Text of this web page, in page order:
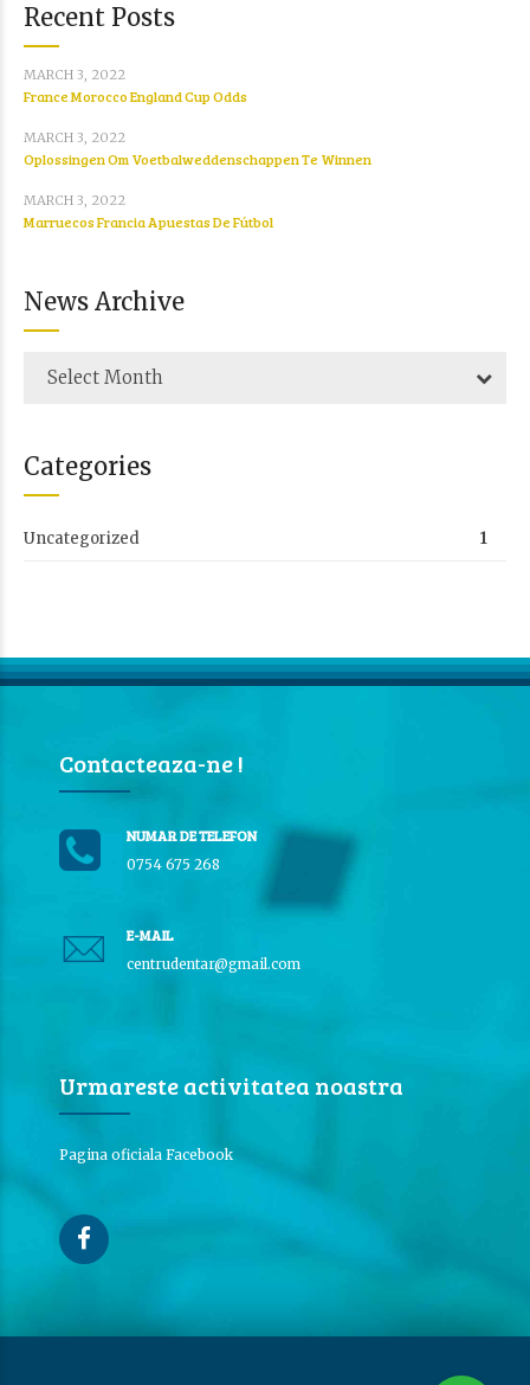
Recent Posts
MARCH 3, 2022
France Morocco England Cup Odds
MARCH 3, 2022
Oplossingen Om Voetbalweddenschappen Te Winnen
MARCH 3, 2022
Marruecos Francia Apuestas De Fútbol
News Archive
Select Month
Categories
Uncategorized 1
Contacteaza-ne !
NUMAR DE TELEFON
0754 675 268
E-MAIL
centrudentar@gmail.com
Urmareste activitatea noastra
Pagina oficiala Facebook